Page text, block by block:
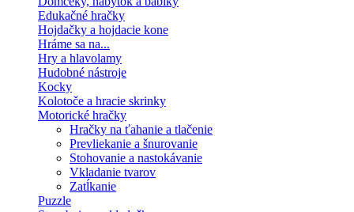
Edukačné hračky
Hojdačky a hojdacie kone
Hráme sa na...
Hry a hlavolamy
Hudobné nástroje
Kocky
Kolotoče a hracie skrinky
Motorické hračky
Hračky na ťahanie a tlačenie
Prevliekanie a šnurovanie
Stohovanie a nastokávanie
Vkladanie tvarov
Zatĺkanie
Puzzle